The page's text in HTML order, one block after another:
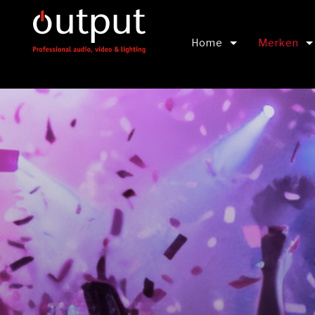
Home
Output Webinars
Merken
Shure
Panasonic
Canon
RCF Audio
Roland Pro
Yamaha
Hikvision
DPA
SLV
Berla